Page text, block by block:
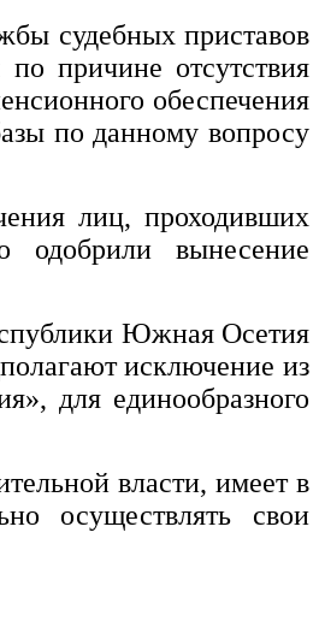
судебных приставов
причине отсутствия
обеспечения
по данному вопросу
лиц, проходивших
одобрили вынесение
Южная Осетия
исключение из
для единообразного
власти, имеет в
осуществлять свои